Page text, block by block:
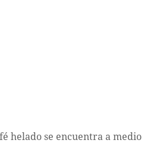
helado se encuentra a medio